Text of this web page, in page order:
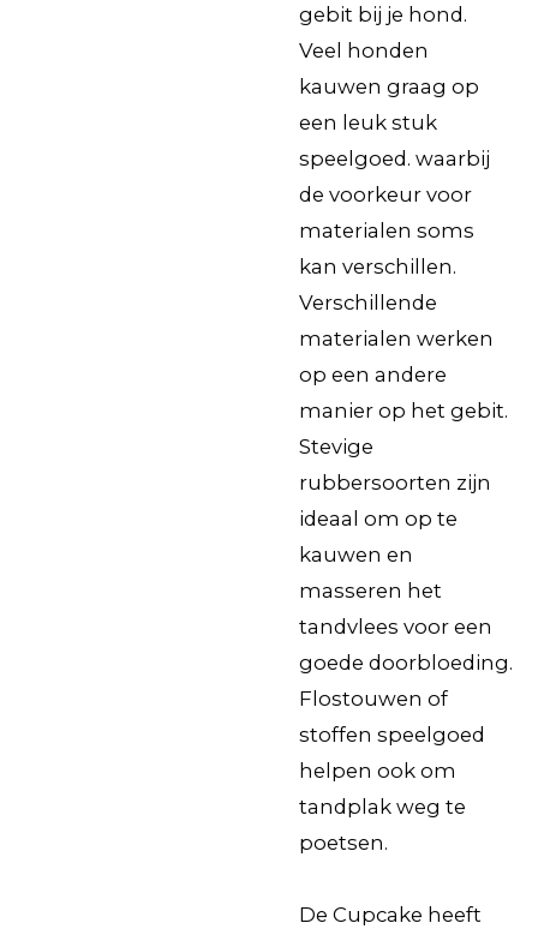
gebit bij je hond.
Veel honden
kauwen graag op
een leuk stuk
speelgoed. waarbij
de voorkeur voor
materialen soms
kan verschillen.
Verschillende
materialen werken
op een andere
manier op het gebit.
Stevige
rubbersoorten zijn
ideaal om op te
kauwen en
masseren het
tandvlees voor een
goede doorbloeding.
Flostouwen of
stoffen speelgoed
helpen ook om
tandplak weg te
poetsen.
De Cupcake heeft